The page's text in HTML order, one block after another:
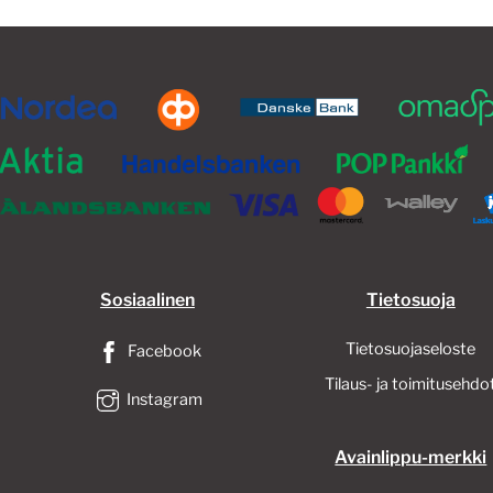
valinnat
sivulla.
tuotteen
Sosiaalinen
Facebook
Instagram
Tietosuoja
Tietosuojaseloste
Tilaus- ja
Avainlippu-merkki